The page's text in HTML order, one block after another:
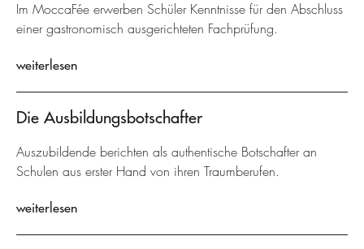
Im MoccaFée erwerben Schüler Kenntnisse für den Abschluss
einer gastronomisch ausgerichteten Fachprüfung.
weiterlesen
Die Ausbildungsbotschafter
Auszubildende berichten als authentische Botschafter an
Schulen aus erster Hand von ihren Traumberufen.
weiterlesen